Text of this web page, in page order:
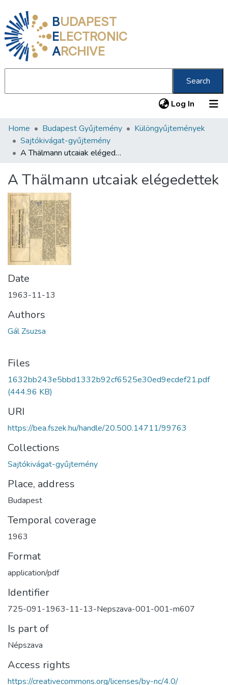
BUDAPEST
ELECTRONIC
ARCHIVE
Search
Log In (current)
Communities & Collections
All of DSpace
About us
Home Budapest Gyűjtemény
Különgyűjtemények
Sajtókivágat-gyűjtemény
A Thälmann utcaiak elégedettek
A Thälmann utcaiak elégedettek
Date
1963-11-13
Authors
Gál Zsuzsa
Files
1632bb243e5bbd1332b92cf6525e30ed9ecdef21.pdf
(444.96 KB)
URI
https://bea.fszek.hu/handle/20.500.14711/99763
Collections
Sajtókivágat-gyűjtemény
Place, address
Budapest
Temporal coverage
1963
Format
application/pdf
Identifier
725-091-1963-11-13-Nepszava-001-001-m607
Is part of
Népszava
Access rights
https://creativecommons.org/licenses/by-nc/4.0/